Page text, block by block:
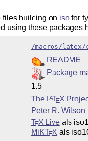
files building on isofor
using these packages
/macros/
README
Package
1.5
The LATEX
Peter R. Wilson
TEX Liveals
MiKTEX als